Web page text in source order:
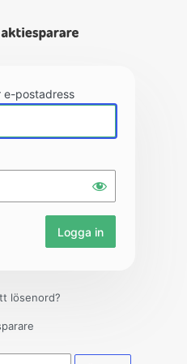
e-postadress
lösenord?